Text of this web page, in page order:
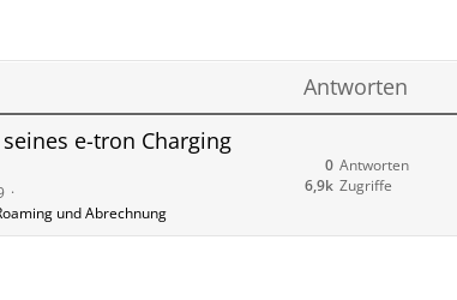
Antworten
e-tron Charging
und Abrechnung
Antworten
0
Zugriffe
6,9k